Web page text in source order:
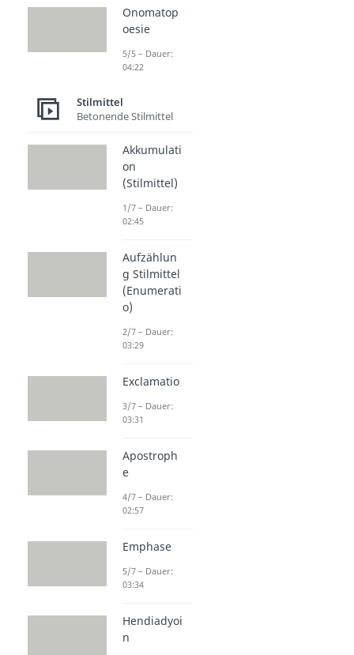
Onomatop
oesie
5/5 – Dauer:
04:22
Stilmittel
Betonende Stilmittel
Akkumulati
on
(Stilmittel)
1/7 – Dauer:
02:45
Aufzählun
g Stilmittel
(Enumerati
o)
2/7 – Dauer:
03:29
Exclamatio
3/7 – Dauer:
03:31
Apostroph
e
4/7 – Dauer:
02:57
Emphase
5/7 – Dauer:
03:34
Hendiadyoi
n